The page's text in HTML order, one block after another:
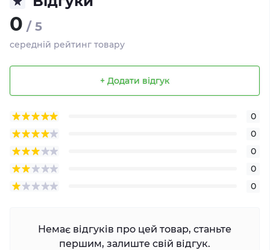
0 / 5
середній рейтинг товару
+ Додати відгук
0
0
0
0
0
Немає відгуків про цей товар, станьте
першим, залиште свій відгук.